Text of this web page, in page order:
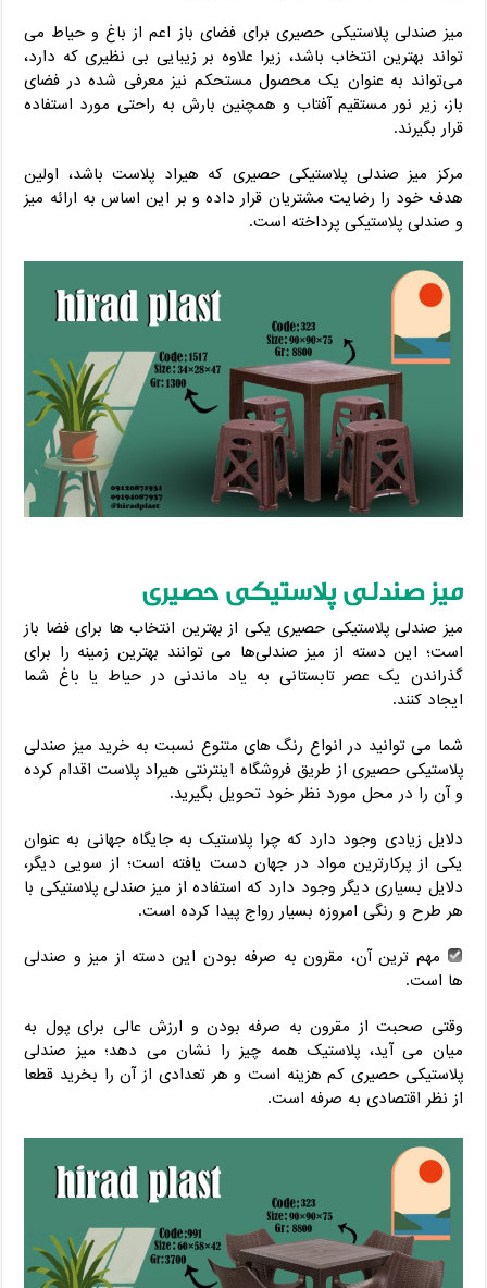
میز صندلی پلاستیکی حصیری برای فضای باز اعم از باغ و حیاط می
تواند بهترین انتخاب باشد، زیرا علاوه بر زیبایی بی نظیری که دارد،
می‌تواند به عنوان یک محصول مستحکم نیز معرفی شده در فضای
باز، زیر نور مستقیم آفتاب و همچنین بارش به راحتی مورد استفاده
قرار بگیرند.
مرکز میز صندلی پلاستیکی حصیری که هیراد پلاست باشد، اولین
هدف خود را رضایت مشتریان قرار داده و بر این اساس به ارائه میز
و صندلی پلاستیکی پرداخته است.
میز صندلی پلاستیکی حصیری
میز صندلی پلاستیکی حصیری یکی از بهترین انتخاب ها برای فضا باز
است؛ این دسته از میز صندلی‌ها می توانند بهترین زمینه را برای
گذراندن یک عصر تابستانی به یاد ماندنی در حیاط یا باغ شما
ایجاد کنند.
شما می توانید در انواع رنگ های متنوع نسبت به خرید میز صندلی
پلاستیکی حصیری از طریق فروشگاه اینترنتی هیراد پلاست اقدام کرده
و آن را در محل مورد نظر خود تحویل بگیرید.
دلایل زیادی وجود دارد که چرا پلاستیک به جایگاه جهانی به عنوان
یکی از پرکارترین مواد در جهان دست یافته است؛ از سویی دیگر،
دلایل بسیاری دیگر وجود دارد که استفاده از میز صندلی پلاستیکی با
هر طرح و رنگی امروزه بسیار رواج پیدا کرده است.
مهم ترین آن، مقرون به صرفه بودن این دسته از میز و صندلی‌
ها است.
وقتی صحبت از مقرون به صرفه بودن و ارزش عالی برای پول به
میان می ‌آید، پلاستیک همه چیز را نشان می‌ دهد؛ میز صندلی
پلاستیکی حصیری کم هزینه است و هر تعدادی از آن را بخرید قطعا
از نظر اقتصادی به صرفه است.